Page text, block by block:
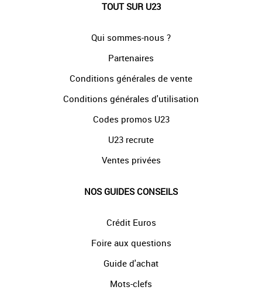
TOUT SUR U23
Qui sommes-nous ?
Partenaires
Conditions générales de vente
Conditions générales d'utilisation
Codes promos U23
U23 recrute
Ventes privées
NOS GUIDES CONSEILS
Crédit Euros
Foire aux questions
Guide d'achat
Mots-clefs